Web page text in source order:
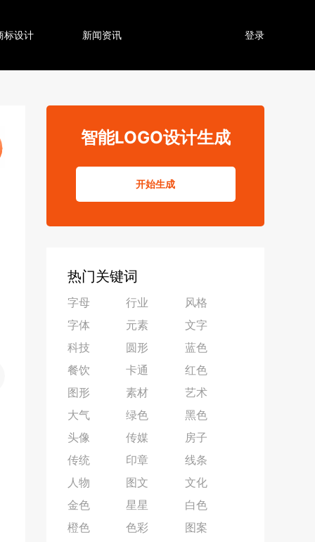
标设计 新闻资讯 登录
智能LOGO设计生成
开始生成
热门关键词
字母 行业
风格
字体
元素
文字
科技
圆形
蓝色
餐饮
卡通
红色
图形
素材
艺术
大气
绿色
黑色
头像
传媒
房子
传统
印章
线条
人物
图文
文化
金色
星星
白色
橙色
色彩
图案